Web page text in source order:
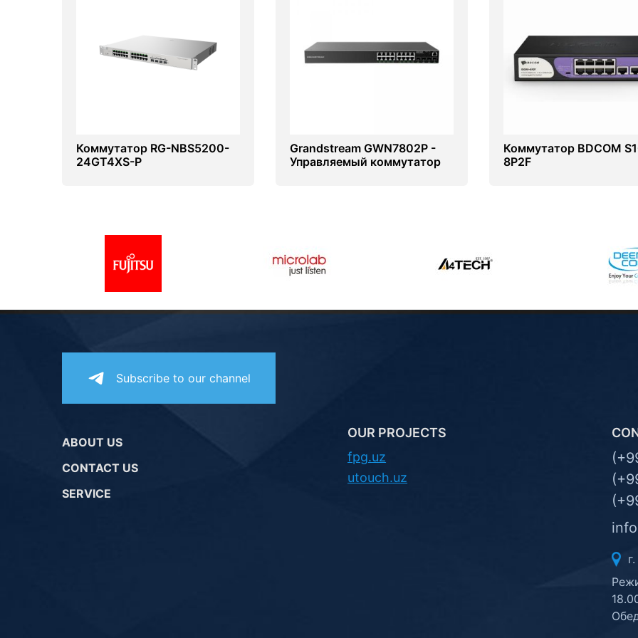
Коммутатор RG-NBS5200-
24GT4XS-P
Grandstream GWN7802P -
Управляемый коммутатор
Коммутатор BDCOM
8P2F
Subscribe to our channel
ABOUT US
CONTACT US
SERVICE
OUR PROJECTS
fpg.uz
utouch.uz